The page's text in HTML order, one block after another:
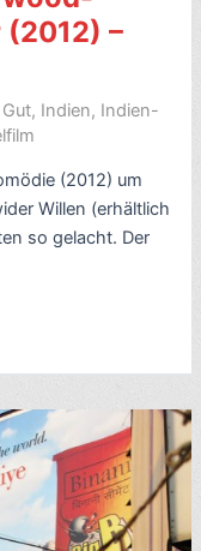
–
Gut, Indien, Indien-
(2012) um
Willen (erhältlich
so gelacht. Der